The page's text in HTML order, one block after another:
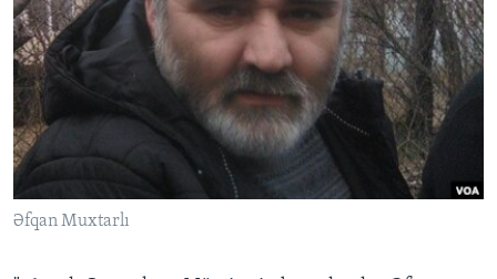
LEARNING ENGLISH
BIZI IZLƏYIN
Əfqan Muxtarlı